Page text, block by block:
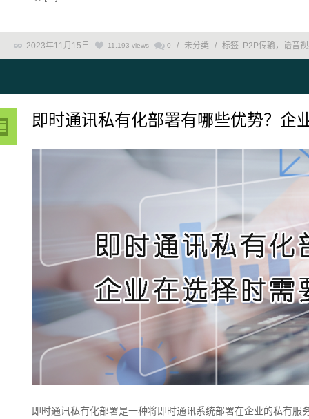
2023年11月15日 11,193 views 0 / 未分类 / 标签: P2P传输，语音
即时通讯私有化部署有哪些优势？企
即时通讯私有化部署是一种将即时通讯系统部署在企业的私有